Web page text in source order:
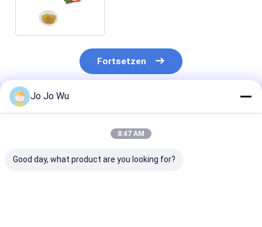
Fortsetzen
Empfohlene Produkte
Jo Jo Wu
8:47 AM
Good day, what product are you looking for?